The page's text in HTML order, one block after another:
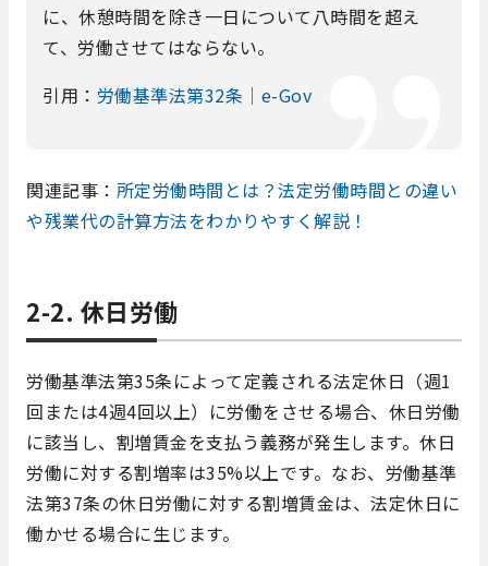
に、休憩時間を除き一日について八時間を超え
て、労働させてはならない。
引用： 労働基準法第32条｜e-Gov
関連記事： 所定労働時間とは？法定労働時間との違い
や残業代の計算方法をわかりやすく解説！
2-2. 休日労働
労働基準法第35条によって定義される法定休日（週1
回または4週4回以上）に労働をさせる場合、休日労働
に該当し、割増賃金を支払う義務が発生します。休日
労働に対する割増率は35%以上です。なお、労働基準
法第37条の休日労働に対する割増賃金は、法定休日に
働かせる場合に生じます。